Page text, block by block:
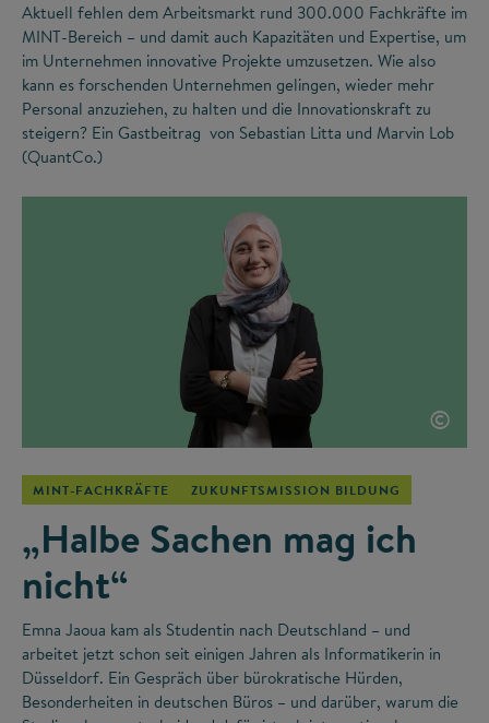
Aktuell fehlen dem Arbeitsmarkt rund 300.000 Fachkräfte im
MINT-Bereich – und damit auch Kapazitäten und Expertise, um
im Unternehmen innovative Projekte umzusetzen. Wie also
kann es forschenden Unternehmen gelingen, wieder mehr
Personal anzuziehen, zu halten und die Innovationskraft zu
steigern? Ein Gastbeitrag von Sebastian Litta und Marvin Lob
(QuantCo.)
©
MINT-FACHKRÄFTE ZUKUNFTSMISSION BILDUNG
„Halbe Sachen mag ich
nicht“
Emna Jaoua kam als Studentin nach Deutschland – und
arbeitet jetzt schon seit einigen Jahren als Informatikerin in
Düsseldorf. Ein Gespräch über bürokratische Hürden,
Besonderheiten in deutschen Büros – und darüber, warum die